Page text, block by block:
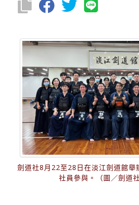
劍道社8月22至28日在淡江劍道館舉
社員參與。（圖／劍道社